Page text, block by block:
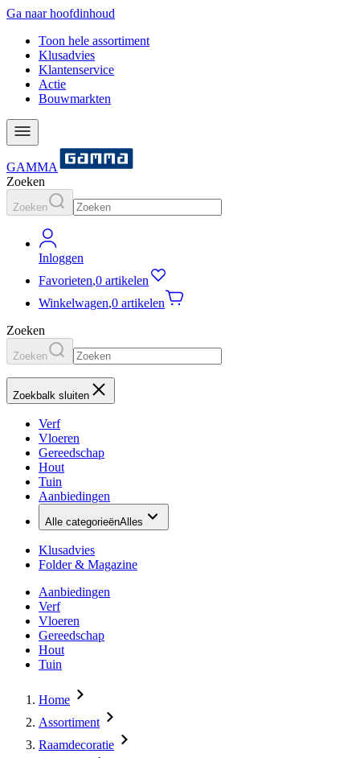
Ga naar hoofdinhoud
Toon hele assortiment
Klusadvies
Klantenservice
Actie
Bouwmarkten
GAMMA
Zoeken
Zoeken
Inloggen
Favorieten,0 artikelen
Winkelwagen,0 artikelen
Zoeken
Zoeken
Zoekbalk sluiten
Verf
Vloeren
Gereedschap
Hout
Tuin
Aanbiedingen
Alle categorieënAlles
Klusadvies
Folder & Magazine
Aanbiedingen
Verf
Vloeren
Gereedschap
Hout
Tuin
Home
Assortiment
Raamdecoratie